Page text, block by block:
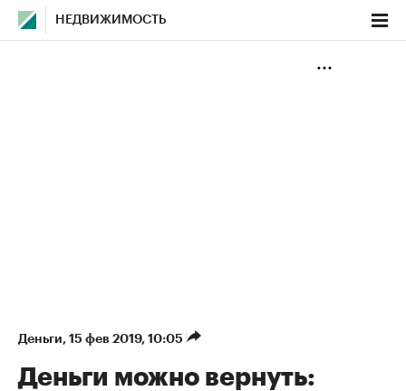
НЕДВИЖИМОСТЬ
Деньги⁠, 15 фев 2019, 10:05
Деньги можно вернуть: